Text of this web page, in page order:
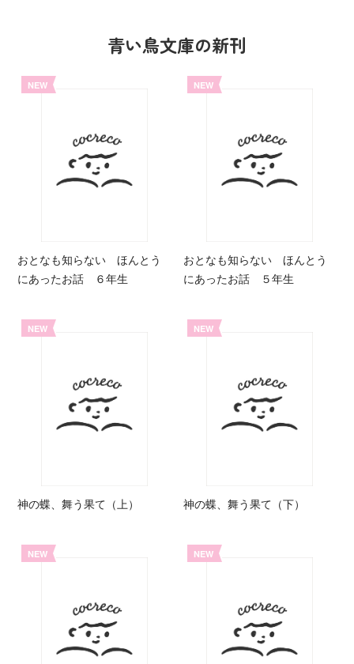
青い鳥文庫の新刊
NEW
おとなも知らない ほんとう
にあったお話 ６年生
NEW
おとなも知らない ほんとう
にあったお話 ５年生
NEW
神の蝶、舞う果て（上）
NEW
神の蝶、舞う果て（下）
NEW NEW